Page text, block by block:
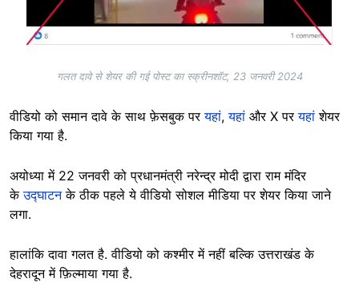
गलत दावे से शेयर की गई पोस्ट का स्क्रीनशॉट, 23 जनवरी 2024
वीडियो को समान दावे के साथ फ़ेसबुक परयहां,यहां और X परयहांशेयर
किया गया है.
अयोध्या में 22 जनवरी को प्रधानमंत्री नरेन्द्र मोदी द्वारा राम मंदिर
केउद्घाटनके ठीक पहले ये वीडियो सोशल मीडिया पर शेयर किया जाने
लगा.
हालांकि दावा गलत है. वीडियो को कश्मीर में नहीं बल्कि उत्तराखंड के
देहरादून में फ़िल्माया गया है.